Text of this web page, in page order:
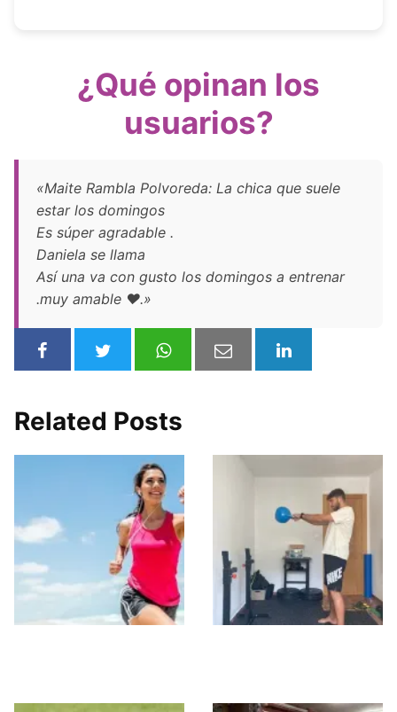
¿Qué opinan los
usuarios?
«Maite Rambla Polvoreda: La chica que suele
estar los domingos
Es súper agradable .
Daniela se llama
Así una va con gusto los domingos a entrenar
.muy amable ❤️.»
Related Posts